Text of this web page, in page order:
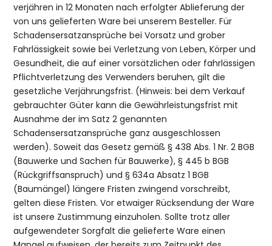
verjähren in 12 Monaten nach erfolgter Ablieferung der
von uns gelieferten Ware bei unserem Besteller. Für
Schadensersatzansprüche bei Vorsatz und grober
Fahrlässigkeit sowie bei Verletzung von Leben, Körper und
Gesundheit, die auf einer vorsätzlichen oder fahrlässigen
Pflichtverletzung des Verwenders beruhen, gilt die
gesetzliche Verjährungsfrist. (Hinweis: bei dem Verkauf
gebrauchter Güter kann die Gewährleistungsfrist mit
Ausnahme der im Satz 2 genannten
Schadensersatzansprüche ganz ausgeschlossen
werden). Soweit das Gesetz gemäß § 438 Abs. 1 Nr. 2 BGB
(Bauwerke und Sachen für Bauwerke), § 445 b BGB
(Rückgriffsanspruch) und § 634a Absatz 1 BGB
(Baumängel) längere Fristen zwingend vorschreibt,
gelten diese Fristen. Vor etwaiger Rücksendung der Ware
ist unsere Zustimmung einzuholen. Sollte trotz aller
aufgewendeter Sorgfalt die gelieferte Ware einen